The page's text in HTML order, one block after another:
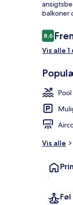
balkoner
8,68,6 ud
Vis alle
Pool
Vis alle